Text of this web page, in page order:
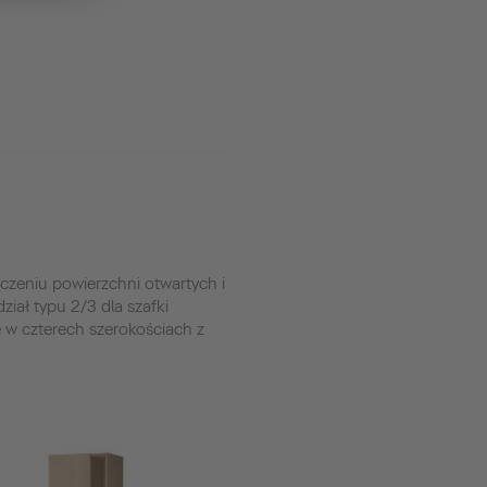
powierzchni otwartych i
typu 2/3 dla szafki
czterech szerokościach z